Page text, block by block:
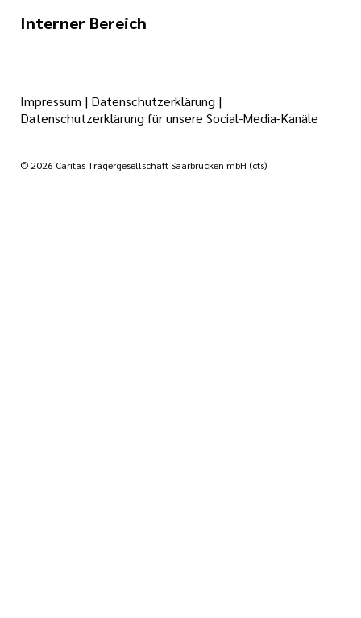
Interner Bereich
© 2026 Caritas Trägergesellschaft Saarbrücken mbH (cts)
Impressum | Datenschutzerklärung |
Datenschutzerklärung für unsere Social-Media-Kanäle